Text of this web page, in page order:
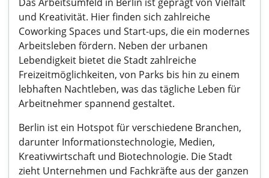
und Kreativität. Hier finden sich zahlreiche
Coworking Spaces und Start-ups, die ein modernes
Arbeitsleben fördern. Neben der urbanen
Lebendigkeit bietet die Stadt zahlreiche
Freizeitmöglichkeiten, von Parks bis hin zu einem
lebhaften Nachtleben, was das tägliche Leben für
Arbeitnehmer spannend gestaltet.
Berlin ist ein Hotspot für verschiedene Branchen,
darunter Informationstechnologie, Medien,
Kreativwirtschaft und Biotechnologie. Die Stadt
zieht Unternehmen und Fachkräfte aus der ganzen